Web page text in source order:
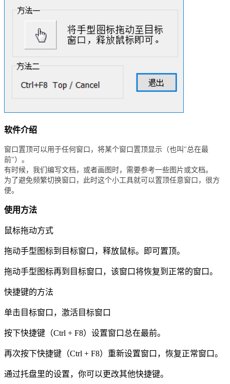
软件介绍
窗口置顶可以用于任何窗口，将某个窗口置顶显示（也叫"总在最
前"）。
有时候，我们编写文档，或者画图时，需要参考一些图片或文档。
为了避免频繁切换窗口，此时这个小工具就可以置顶任意窗口，很方
便。
使用方法
鼠标拖动方式
拖动手型图标到目标窗口，释放鼠标。即可置顶。
拖动手型图标再到目标窗口，该窗口将恢复到正常的窗口。
快捷键的方法
单击目标窗口，激活目标窗口
按下快捷键（Ctrl + F8）设置窗口总在最前。
再次按下快捷键（Ctrl + F8）重新设置窗口，恢复正常窗口。
通过托盘里的设置，你可以更改其他快捷键。